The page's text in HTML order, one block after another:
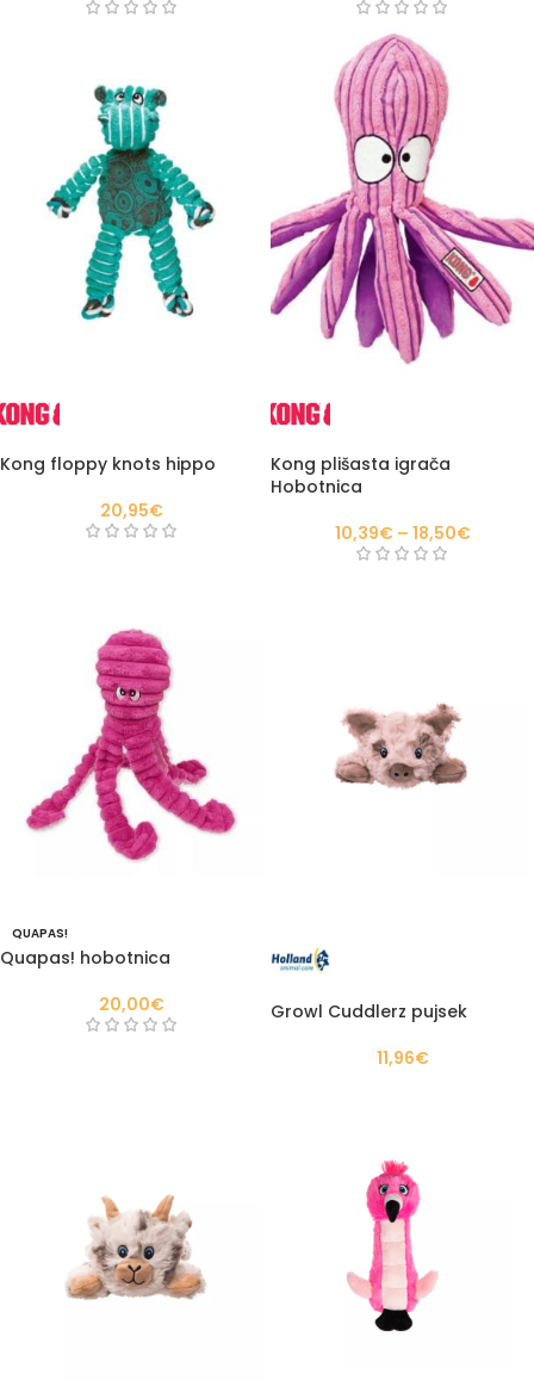
Kong floppy knots hippo
20,95€
Kong plišasta igrača
Hobotnica
10,39€ – 18,50€
QUAPAS!
Quapas! hobotnica
20,00€
Growl Cuddlerz pujsek
11,96€